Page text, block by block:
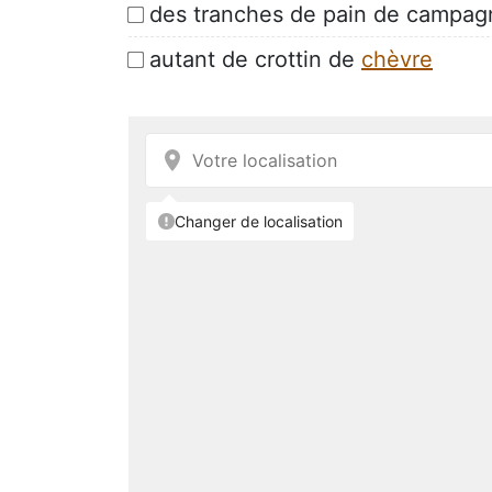
des tranches de pain de
autant de crottin de chèvre